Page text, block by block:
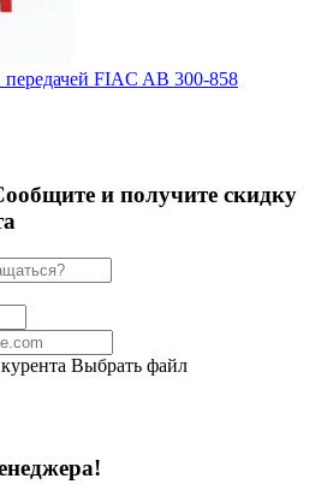
FIAC AB 300-858
и получите скидку
Выбрать файл